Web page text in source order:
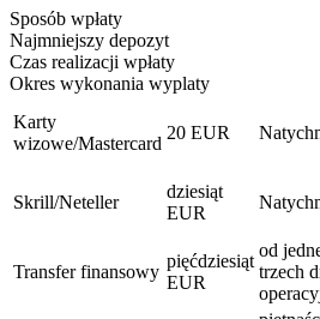
Sposób wpłaty
Najmniejszy depozyt
Czas realizacji wpłaty
Okres wykonania wyplaty
Karty
wizowe/Mastercard
20 EUR
Skrill/Neteller
dziesiąt
EUR
Transfer finansowy
pięćdziesiąt
EUR
od
trzech